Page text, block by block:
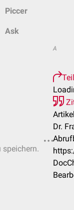
Piccer
Ask
speichern.
A
Dr.